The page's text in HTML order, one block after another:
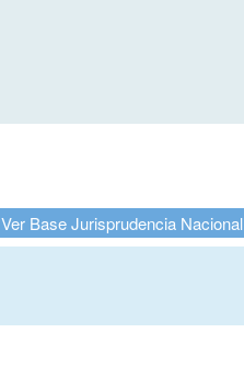
Ver Base Jurisprudencia Nacional